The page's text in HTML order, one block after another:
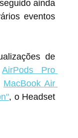
ainda
eventos
de
AirPods Pro
MacBook Air
, o Headset